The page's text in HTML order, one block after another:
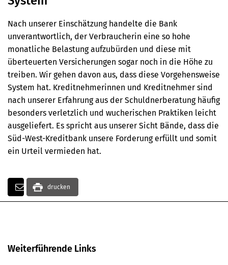
Nach unserer Einschätzung handelte die Bank
unverantwortlich, der Verbraucherin eine so hohe
monatliche Belastung aufzubürden und diese mit
überteuerten Versicherungen sogar noch in die Höhe zu
treiben. Wir gehen davon aus, dass diese Vorgehensweise
System hat. Kreditnehmerinnen und Kreditnehmer sind
nach unserer Erfahrung aus der Schuldnerberatung häufig
besonders verletzlich und wucherischen Praktiken leicht
ausgeliefert. Es spricht aus unserer Sicht Bände, dass die
Süd-West-Kreditbank unsere Forderung erfüllt und somit
ein Urteil vermieden hat.
drucken
Weiterführende Links